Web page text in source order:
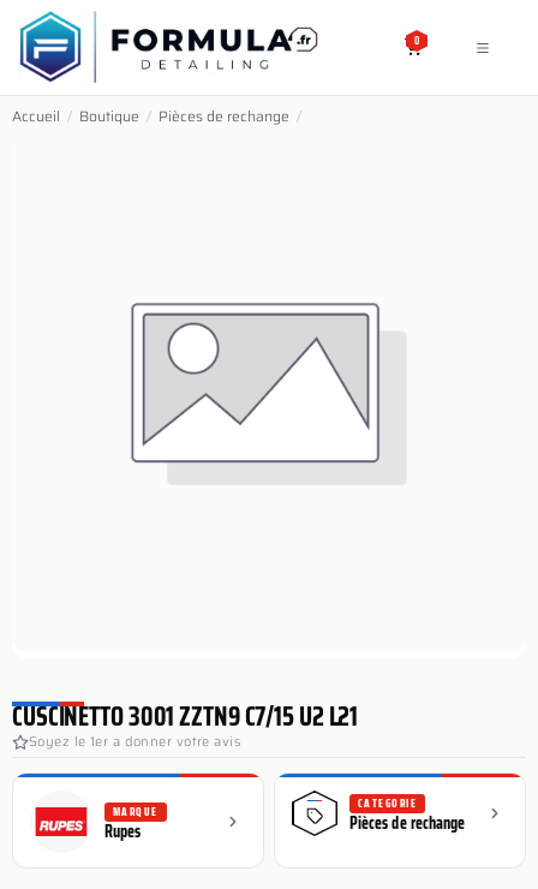
SE RENDRE AU CONTENU
0
Accueil / Boutique / Pièces de rechange /
CUSCINETTO 3001 ZZTN9 C7/15 U2 L21
Soyez le 1er a donner votre avis
MARQUE
Rupes
CATEGORIE
Pièces de rechange